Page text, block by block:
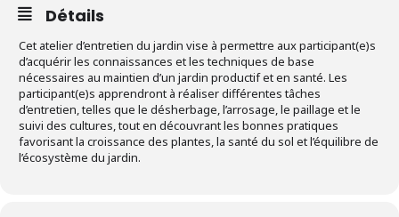
Détails
Cet atelier d’entretien du jardin vise à permettre aux participant(e)s
d’acquérir les connaissances et les techniques de base
nécessaires au maintien d’un jardin productif et en santé. Les
participant(e)s apprendront à réaliser différentes tâches
d’entretien, telles que le désherbage, l’arrosage, le paillage et le
suivi des cultures, tout en découvrant les bonnes pratiques
favorisant la croissance des plantes, la santé du sol et l’équilibre de
l’écosystème du jardin.